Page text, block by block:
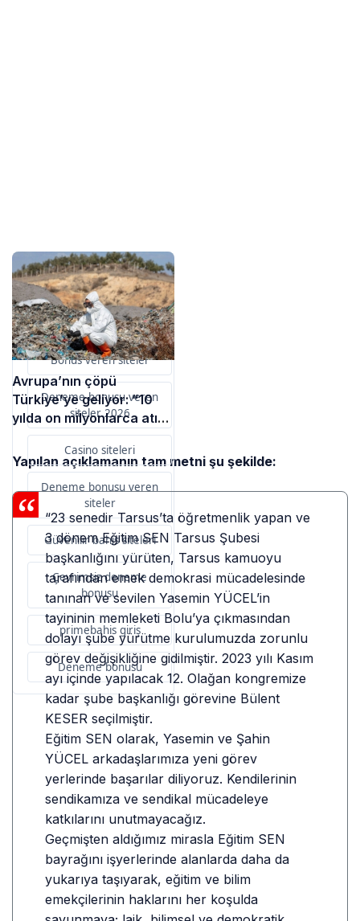
Sponsorlarımız
Bu içerik destekçileri
primebahis resmi giris
Bonus veren siteler
Deneme bonusu veren
siteler 2026
Casino siteleri
Deneme bonusu veren
siteler
Güvenilir bahis siteleri
Çevrimsiz deneme
bonusu
primebahis giriş
Deneme bonusu
Avrupa’nın çöpü
Türkiye’ye geliyor: “10
yılda on milyonlarca atık
ihracı”
Yapılan açıklamanın tam metni şu şekilde:
“23 senedir Tarsus’ta öğretmenlik yapan ve
3 dönem Eğitim SEN Tarsus Şubesi
başkanlığını yürüten, Tarsus kamuoyu
tarafından emek demokrasi mücadelesinde
tanınan ve sevilen Yasemin YÜCEL’in
tayininin memleketi Bolu’ya çıkmasından
dolayı şube yürütme kurulumuzda zorunlu
görev değişikliğine gidilmiştir. 2023 yılı Kasım
ayı içinde yapılacak 12. Olağan kongremize
kadar şube başkanlığı görevine Bülent
KESER seçilmiştir.
Eğitim SEN olarak, Yasemin ve Şahin
YÜCEL arkadaşlarımıza yeni görev
yerlerinde başarılar diliyoruz. Kendilerinin
sendikamıza ve sendikal mücadeleye
katkılarını unutmayacağız.
Geçmişten aldığımız mirasla Eğitim SEN
bayrağını işyerlerinde alanlarda daha da
yukarıya taşıyarak, eğitim ve bilim
emekçilerinin haklarını her koşulda